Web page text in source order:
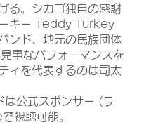
る。シカゴ独自の感謝
ーキー Teddy Turkey
ンド、地元の民族団体
事なパフォーマンスを
ィを代表するのは司太
公式スポンサー (ラ
視聴可能。